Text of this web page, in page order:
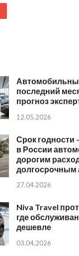
последний
прогноз
12.05.2026
Срок годности
в России
дорогим
долгосрочным
27.04.2026
Niva Travel
где
дешевле
03.04.2026